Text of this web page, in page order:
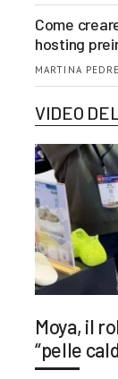
Come
hosting
MARTINA
VIDEO
Moya, il
“pelle